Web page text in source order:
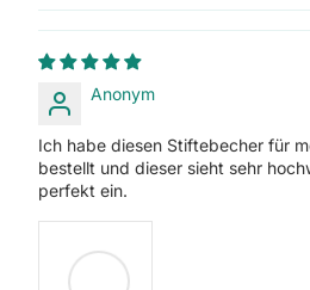
Anonym
Ich habe diesen Stiftebecher für
bestellt und dieser sieht sehr
perfekt ein.